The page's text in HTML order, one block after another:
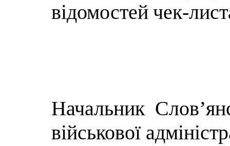
відомостей чек-
Начальник
військової